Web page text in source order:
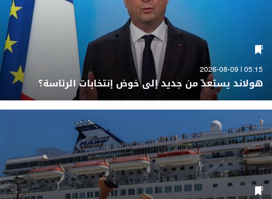
05:15 | 2026-08-09
هولاند يستعدّ من جديد إلى خوض إنتخابات الرئاسة؟